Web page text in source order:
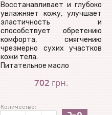
Восстанавливает и глубоко
увлажняет кожу, улучшает
эластичность и
способствует обретению
комфорта, смягчению
чрезмерно сухих участков
кожи тела.
Питательное масло
702 грн.
Количество: